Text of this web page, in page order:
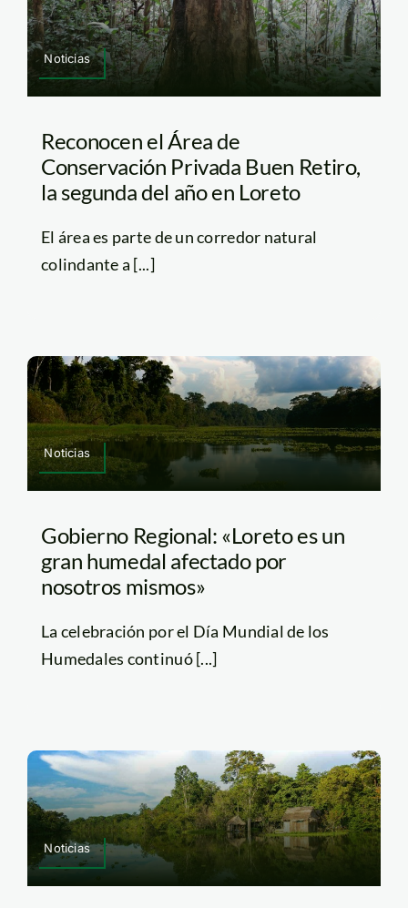
Noticias
Reconocen el Área de
Conservación Privada Buen Retiro,
la segunda del año en Loreto
El área es parte de un corredor natural
colindante a [...]
Noticias
Gobierno Regional: «Loreto es un
gran humedal afectado por
nosotros mismos»
La celebración por el Día Mundial de los
Humedales continuó [...]
Noticias